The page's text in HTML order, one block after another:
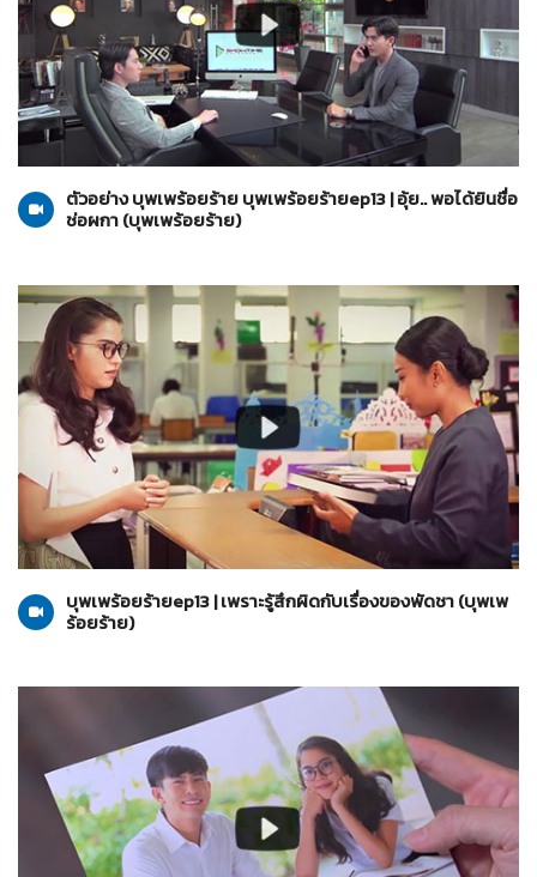
07-07-2565
บุพเพร้อยร้าย
ตัวอย่าง บุพเพร้อยร้าย บุพเพร้อยร้ายep13 | อุ้ย.. พอได้ยินชื่อ
ช่อผกา (บุพเพร้อยร้าย)
07-07-2565
บุพเพร้อยร้าย
บุพเพร้อยร้ายep13 | เพราะรู้สึกผิดกับเรื่องของพัดชา (บุพเพ
ร้อยร้าย)